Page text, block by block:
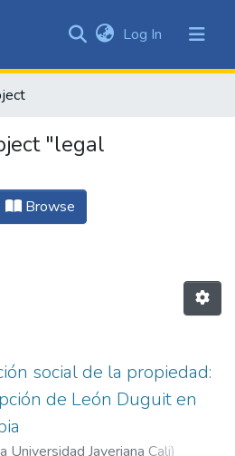
&
All of DSpace
Log In (current)
"legal
Browse
social de la propiedad:
de León Duguit en
Universidad Javeriana Cali)